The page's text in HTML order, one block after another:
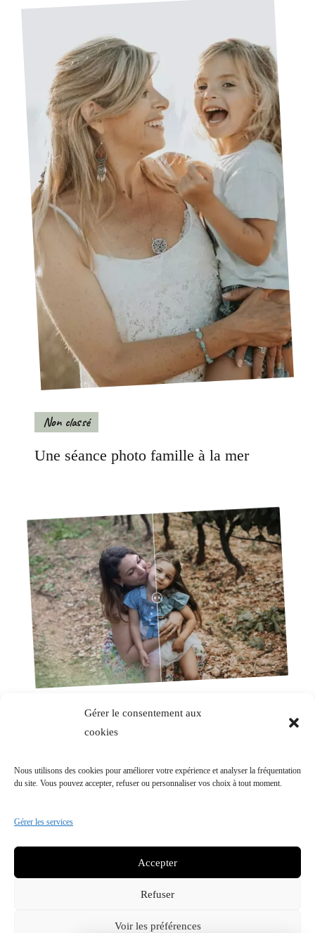
Gérer le consentement aux
cookies
Nous utilisons des cookies pour améliorer votre expérience et analyser la fréquentation
du site. Vous pouvez accepter, refuser ou personnaliser vos choix à tout moment.
Gérer les services
Accepter
Refuser
Voir les préférences
Non classé
Une séance photo famille à la mer
Astuce / Conseil Non classé
leurs photos?
2018-2026 © Julie Henessy Photographe Entrepreneur
indépendant Siret: 84172035200019